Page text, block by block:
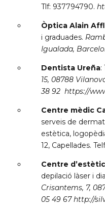
Tlf: 937794790.
Òptica Alain
i graduades.
Igualada,
Dentista Ureña:
15, 08788
38 92 https://
Centre mèdic
serveis de
estètica,
12, Capellades.
Centre
depilació làser i
Crisantems, 7,
05 49 67 http://